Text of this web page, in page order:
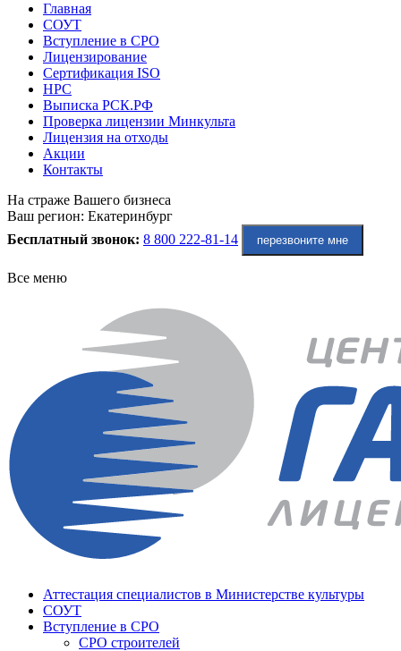
Главная
СОУТ
Вступление в СРО
Лицензирование
Сертификация ISO
НРС
Выписка РСК.РФ
Проверка лицензии Минкульта
Лицензия на отходы
Акции
Контакты
На страже Вашего бизнеса
Ваш регион: Екатеринбург
Бесплатный звонок: 8 800 222-81-14 перезвоните мне
Все меню
Аттестация специалистов в Министерстве культуры
СОУТ
Вступление в СРО
СРО строителей